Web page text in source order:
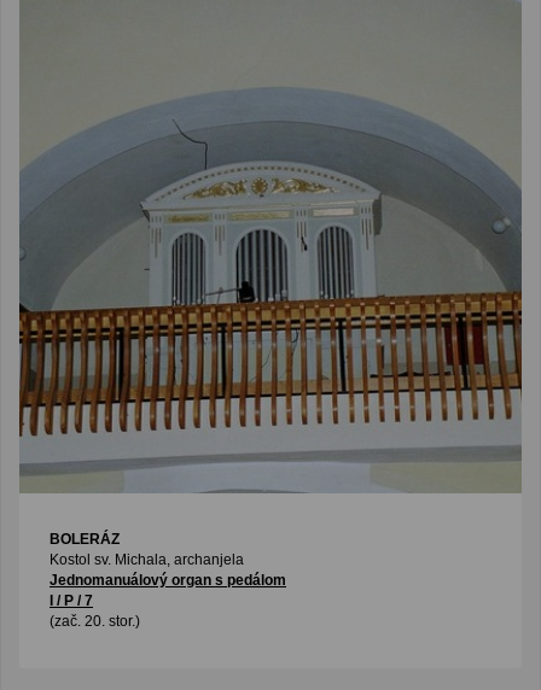
BOLERÁZ
Kostol sv. Michala, archanjela
Jednomanuálový organ s pedálom
I / P / 7
(zač. 20. stor.)